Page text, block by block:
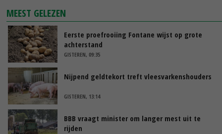
MEEST GELEZEN
Eerste proefrooiing Fontane wijst op grote
achterstand
GISTEREN, 09:35
Nijpend geldtekort treft vleesvarkenshouders
GISTEREN, 13:14
BBB vraagt minister om langer mest uit te
rijden